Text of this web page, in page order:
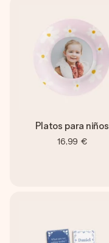
Platos para niños
16,99 €